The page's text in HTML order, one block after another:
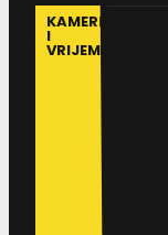
KAMERE
I
VRIJEME